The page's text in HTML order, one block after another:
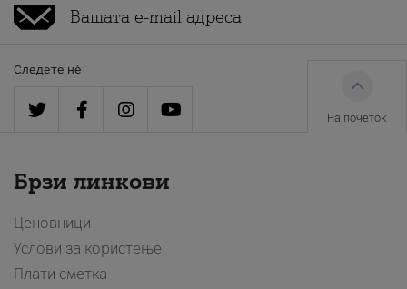
Следете нè
На почеток
Брзи линкови
Ценовници
Услови за користење
Плати сметка